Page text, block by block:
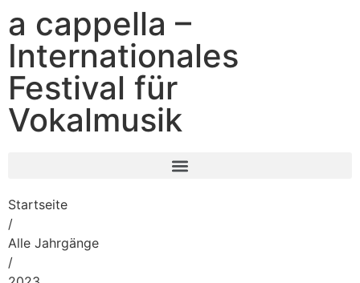
a cappella –
Internationales
Festival für
Vokalmusik
Startseite
/
Alle Jahrgänge
/